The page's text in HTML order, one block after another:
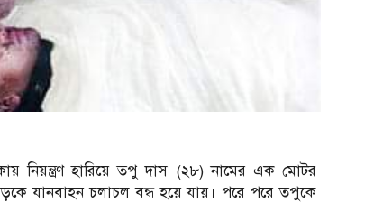
নিয়ন্ত্রণ হারিয়ে তপু দাস (২৮) নামের এক মোটর
যানবাহন চলাচল বন্ধ হয়ে যায়। পরে পরে তপুকে